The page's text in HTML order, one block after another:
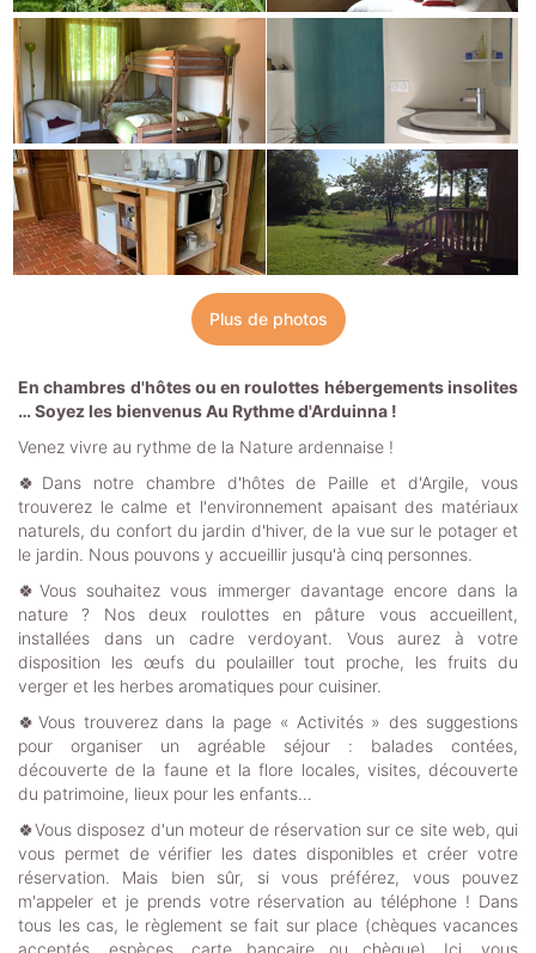
Plus de photos
En chambres d'hôtes ou en roulottes hébergements insolites
… Soyez les bienvenus Au Rythme d'Arduinna !
Venez vivre au rythme de la Nature ardennaise !
🍀Dans notre chambre d'hôtes de Paille et d'Argile, vous
trouverez le calme et l'environnement apaisant des matériaux
naturels, du confort du jardin d'hiver, de la vue sur le potager et
le jardin. Nous pouvons y accueillir jusqu'à cinq personnes.
🍀Vous souhaitez vous immerger davantage encore dans la
nature ? Nos deux roulottes en pâture vous accueillent,
installées dans un cadre verdoyant. Vous aurez à votre
disposition les œufs du poulailler tout proche, les fruits du
verger et les herbes aromatiques pour cuisiner.
🍀Vous trouverez dans la page « Activités » des suggestions
pour organiser un agréable séjour : balades contées,
découverte de la faune et la flore locales, visites, découverte
du patrimoine, lieux pour les enfants…
🍀Vous disposez d'un moteur de réservation sur ce site web, qui
vous permet de vérifier les dates disponibles et créer votre
réservation. Mais bien sûr, si vous préférez, vous pouvez
m'appeler et je prends votre réservation au téléphone ! Dans
tous les cas, le règlement se fait sur place (chèques vacances